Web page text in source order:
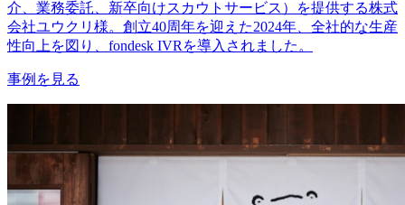
介、業務委託、新卒向けスカウトサービス）を提供する株式
会社ユウクリ様。創立40周年を迎えた2024年、全社的な生産
性向上を図り、fondesk IVRを導入されました。
事例を見る